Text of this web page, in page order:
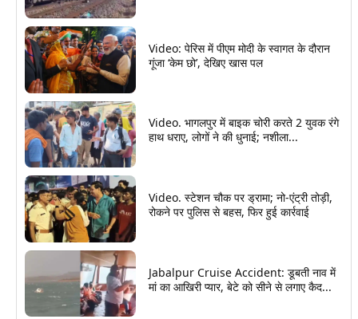
Video: पेरिस में पीएम मोदी के स्वागत के दौरान
गूंजा ‘केम छो’, देखिए खास पल
Video. भागलपुर में बाइक चोरी करते 2 युवक रंगे
हाथ धराए, लोगों ने की धुनाई; नशीला...
Video. स्टेशन चौक पर ड्रामा; नो-एंट्री तोड़ी,
रोकने पर पुलिस से बहस, फिर हुई कार्रवाई
Jabalpur Cruise Accident: डूबती नाव में
मां का आखिरी प्यार, बेटे को सीने से लगाए कैद...